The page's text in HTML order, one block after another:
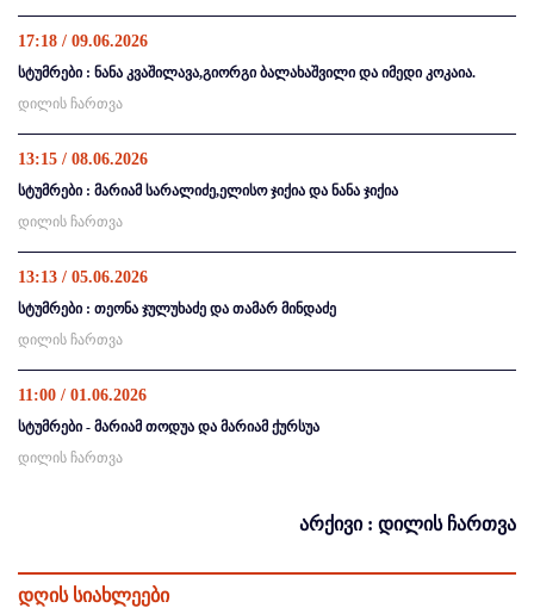
17:18 / 09.06.2026
სტუმრები : ნანა კვაშილავა,გიორგი ბალახაშვილი და იმედი კოკაია.
დილის ჩართვა
13:15 / 08.06.2026
სტუმრები : მარიამ სარალიძე,ელისო ჯიქია და ნანა ჯიქია
დილის ჩართვა
13:13 / 05.06.2026
სტუმრები : თეონა ჯულუხაძე და თამარ მინდაძე
დილის ჩართვა
11:00 / 01.06.2026
სტუმრები - მარიამ თოდუა და მარიამ ქურსუა
დილის ჩართვა
არქივი : დილის ჩართვა
დღის სიახლეები